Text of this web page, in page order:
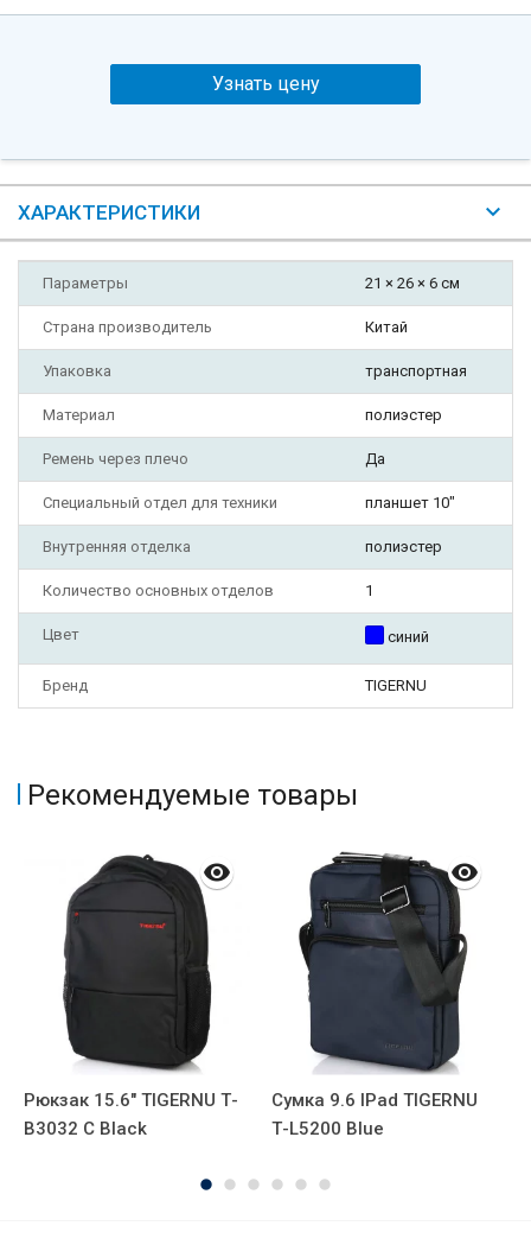
Узнать цену
ХАРАКТЕРИСТИКИ
Параметры 21 × 26 × 6 см
Страна производитель Китай
Упаковка транспортная
Материал полиэстер
Ремень через плечо Да
Специальный отдел для техники планшет 10"
Внутренняя отделка полиэстер
Количество основных отделов 1
Цвет синий
Бренд TIGERNU
Рекомендуемые товары
Рюкзак 15.6" TIGERNU Т-
В3032 C Black
Сумка 9.6 IPad TIGERNU
Т-L5200 Blue